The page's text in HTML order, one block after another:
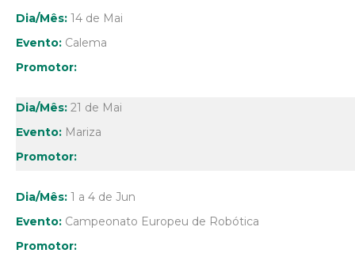
14 de Mai
Calema
21 de Mai
Mariza
1 a 4 de Jun
Campeonato Europeu de Robótica